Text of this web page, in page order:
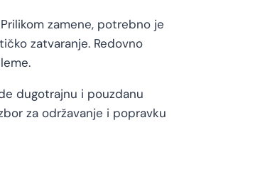
zamene, potrebno je
zatvaranje. Redovno
dugotrajnu i pouzdanu
za održavanje i popravku